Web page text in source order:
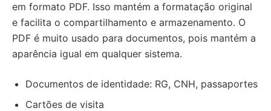
em formato PDF. Isso mantém a formatação original
e facilita o compartilhamento e armazenamento. O
PDF é muito usado para documentos, pois mantém a
aparência igual em qualquer sistema.
Documentos de identidade: RG, CNH, passaportes
Cartões de visita